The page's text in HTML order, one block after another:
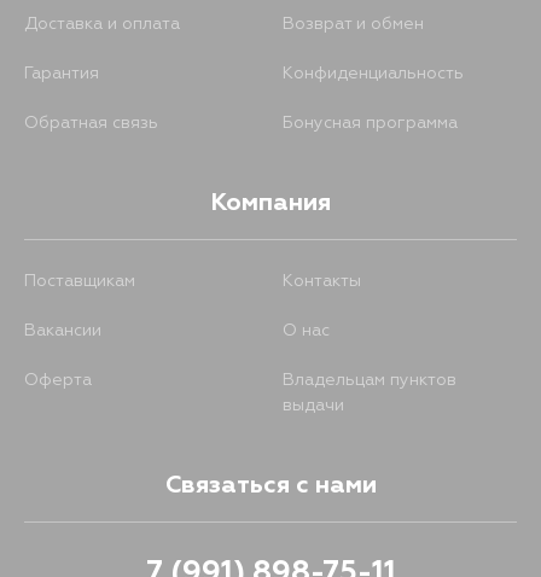
Доставка и оплата Возврат и обмен
Гарантия Конфиденциальность
Обратная связь Бонусная программа
Компания
Поставщикам Контакты
Вакансии О нас
Оферта
Владельцам пунктов
выдачи
Связаться с нами